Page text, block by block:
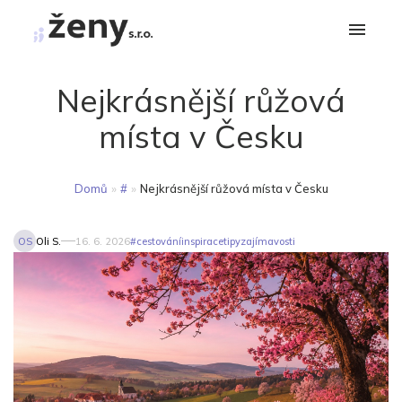
Nejkrásnější růžová
místa v Česku
Domů » # » Nejkrásnější růžová místa v Česku
OS Oli S. 16. 6. 2026#cestováníinspiracetipyzajímavosti